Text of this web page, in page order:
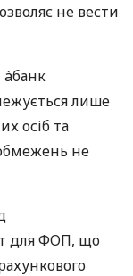
не вести
àбанк
лише
осіб та
не
для ФОП, що